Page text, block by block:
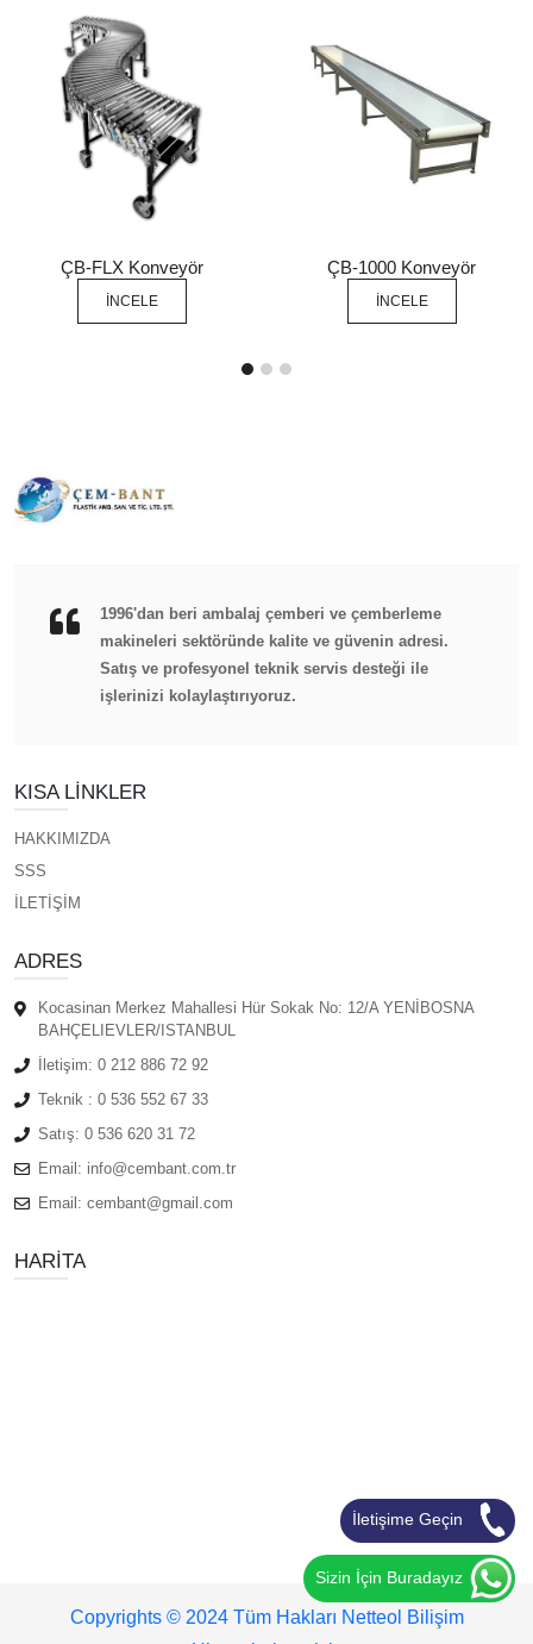
ÇB-FLX Konveyör
İNCELE
ÇB-1000 Konveyör
İNCELE
1996'dan beri ambalaj çemberi ve çemberleme
makineleri sektöründe kalite ve güvenin adresi.
Satış ve profesyonel teknik servis desteği ile
işlerinizi kolaylaştırıyoruz.
KISA LINKLER
HAKKIMIZDA
SSS
İLETİŞİM
ADRES
Kocasinan Merkez Mahallesi Hür Sokak No: 12/A YENİBOSNA
BAHÇELIEVLER/ISTANBUL
İletişim: 0 212 886 72 92
Teknik : 0 536 552 67 33
Satış: 0 536 620 31 72
Email: info@cembant.com.tr
Email: cembant@gmail.com
HARITA
Copyrights © 2024 Tüm Hakları Netteol Bilişim
Sizin İçin Buradayız
İletişime Geçin